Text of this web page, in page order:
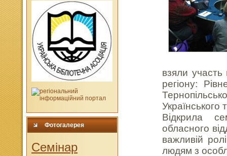
Фотогалерея
Cемінар
взяли участь
регіону:
Українського
Відкрила
обласного
важливій
людям з